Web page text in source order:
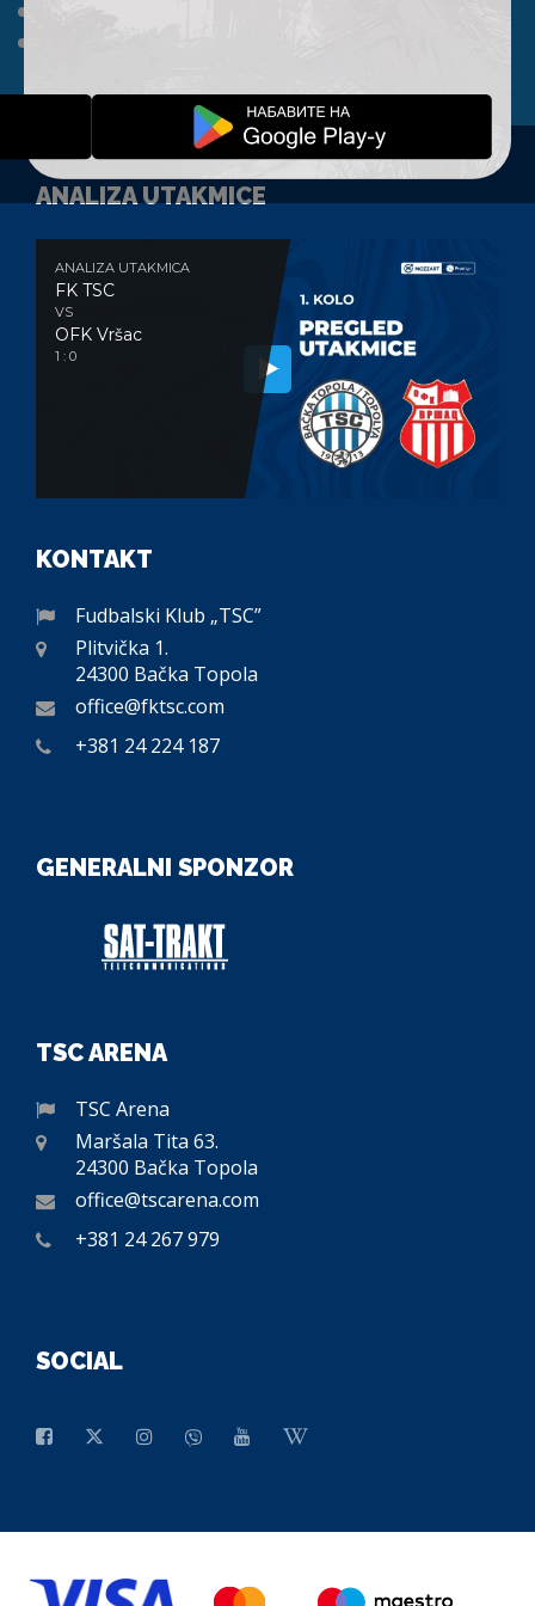
ANALIZA UTAKMICE
ANALIZA UTAKMICA
FK TSC
VS
OFK Vršac
1 : 0
KONTAKT
Fudbalski Klub „TSC”
Plitvička 1.
24300 Bačka Topola
office@fktsc.com
+381 24 224 187
GENERALNI SPONZOR
TSC ARENA
TSC Arena
Maršala Tita 63.
24300 Bačka Topola
office@tscarena.com
+381 24 267 979
SOCIAL